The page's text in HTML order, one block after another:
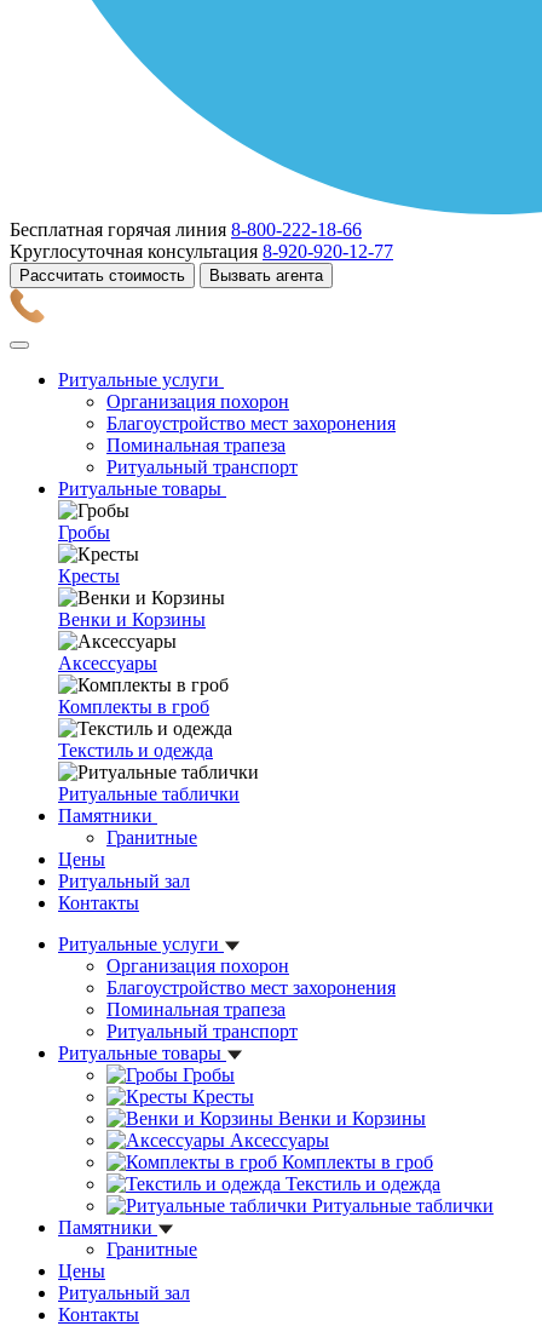
Бесплатная горячая линия 8-800-222-18-66
Круглосуточная консультация 8-920-920-12-77
Рассчитать стоимость Вызвать агента
Ритуальные услуги
Организация похорон
Благоустройство мест захоронения
Поминальная трапеза
Ритуальный транспорт
Ритуальные товары
Гробы
Кресты
Венки и Корзины
Аксессуары
Комплекты в гроб
Текстиль и одежда
Ритуальные таблички
Памятники
Гранитные
Цены
Ритуальный зал
Контакты
Ритуальные услуги
Организация похорон
Благоустройство мест захоронения
Поминальная трапеза
Ритуальный транспорт
Ритуальные товары
Гробы
Кресты
Венки и Корзины
Аксессуары
Комплекты в гроб
Текстиль и одежда
Ритуальные таблички
Памятники
Гранитные
Цены
Ритуальный зал
Контакты